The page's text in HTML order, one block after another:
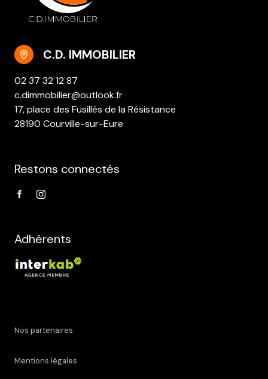
C.D. IMMOBILIER
02 37 32 12 87
c.dimmobilier@outlook.fr
17, place des Fusillés de la Résistance
28190 Courville-sur-Eure
Restons connectés
Adhérents
Nos partenaires
Mentions légales